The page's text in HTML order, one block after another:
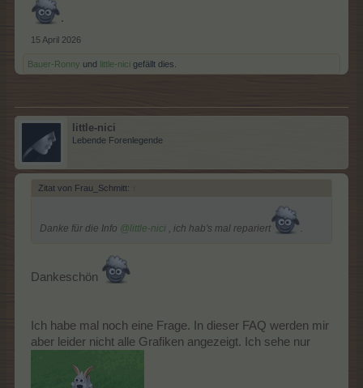
.
15 April 2026
Bauer-Ronny und little-nici gefällt dies.
little-nici
Lebende Forenlegende
Zitat von Frau_Schmitt: ↑
Danke für die Info @little-nici , ich hab's mal repariert
Dankeschön
Ich habe mal noch eine Frage. In dieser FAQ werden mir
aber leider nicht alle Grafiken angezeigt. Ich sehe nur